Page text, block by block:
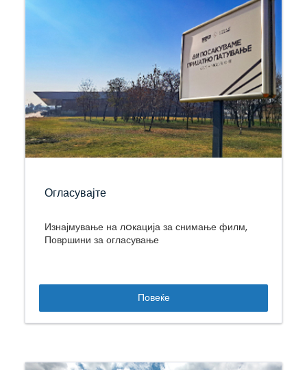
Огласувајте
Изнајмување на лoкација за снимање филм,
Површини за огласување
Повеќе